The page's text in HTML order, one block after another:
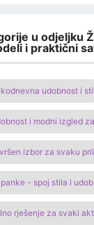
u odjeljku
i praktični
udobnost i stil
i modni izgled
izbor za svaku
- spoj stila i
rješenje za svaki